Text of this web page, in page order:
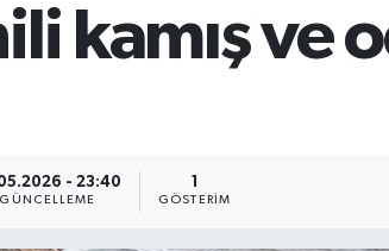
kamış ve
- 23:40
GÜNCELLEME GÖSTERIM